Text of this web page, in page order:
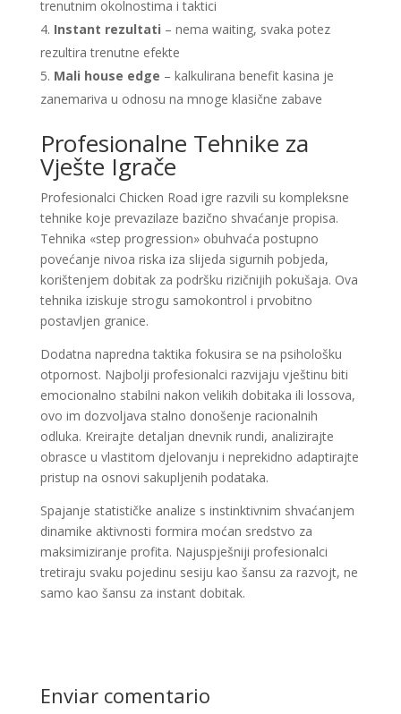
trenutnim okolnostima i taktici
Instant rezultati – nema waiting, svaka potez
rezultira trenutne efekte
Mali house edge – kalkulirana benefit kasina je
zanemariva u odnosu na mnoge klasične zabave
Profesionalne Tehnike za
Vješte Igrače
Profesionalci Chicken Road igre razvili su kompleksne
tehnike koje prevazilaze bazično shvaćanje propisa.
Tehnika «step progression» obuhvaća postupno
povećanje nivoa riska iza slijeda sigurnih pobjeda,
korištenjem dobitak za podršku rizičnijih pokušaja. Ova
tehnika iziskuje strogu samokontrol i prvobitno
postavljen granice.
Dodatna napredna taktika fokusira se na psihološku
otpornost. Najbolji profesionalci razvijaju vještinu biti
emocionalno stabilni nakon velikih dobitaka ili lossova,
ovo im dozvoljava stalno donošenje racionalnih
odluka. Kreirajte detaljan dnevnik rundi, analizirajte
obrasce u vlastitom djelovanju i neprekidno adaptirajte
pristup na osnovi sakupljenih podataka.
Spajanje statističke analize s instinktivnim shvaćanjem
dinamike aktivnosti formira moćan sredstvo za
maksimiziranje profita. Najuspješniji profesionalci
tretiraju svaku pojedinu sesiju kao šansu za razvojt, ne
samo kao šansu za instant dobitak.
Enviar comentario